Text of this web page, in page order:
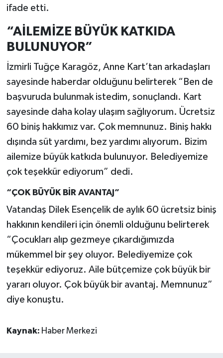
ifade etti.
“AİLEMİZE BÜYÜK KATKIDA
BULUNUYOR”
İzmirli Tuğçe Karagöz, Anne Kart’tan arkadaşları
sayesinde haberdar olduğunu belirterek “Ben de
başvuruda bulunmak istedim, sonuçlandı. Kart
sayesinde daha kolay ulaşım sağlıyorum. Ücretsiz
60 biniş hakkımız var. Çok memnunuz. Biniş hakkı
dışında süt yardımı, bez yardımı alıyorum. Bizim
ailemize büyük katkıda bulunuyor. Belediyemize
çok teşekkür ediyorum” dedi.
“ÇOK BÜYÜK BİR AVANTAJ”
Vatandaş Dilek Esençelik de aylık 60 ücretsiz biniş
hakkının kendileri için önemli olduğunu belirterek
“Çocukları alıp gezmeye çıkardığımızda
mükemmel bir şey oluyor. Belediyemize çok
teşekkür ediyoruz. Aile bütçemize çok büyük bir
yararı oluyor. Çok büyük bir avantaj. Memnunuz”
diye konuştu.
Kaynak: Haber Merkezi